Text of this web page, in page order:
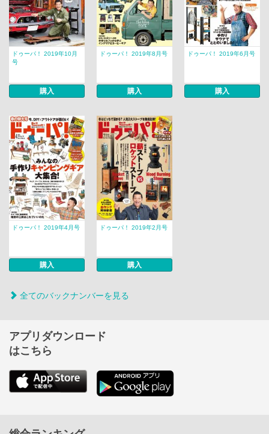
ドゥーパ！ 2019年10月
号
購入
ドゥーパ！ 2019年8月号
購入
ドゥーパ！ 2019年6月号
購入
ドゥーパ！ 2019年4月号
購入
ドゥーパ！ 2019年2月号
購入
全てのバックナンバーを見る
アプリダウンロード
はこちら